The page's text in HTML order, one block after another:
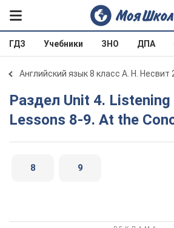
ГДЗ Учебники ЗНО ДПА
Английский язык 8 класс А. Н. Несвит
Раздел Unit 4. Listening to Music.
Lessons 8-9. At the
8 9